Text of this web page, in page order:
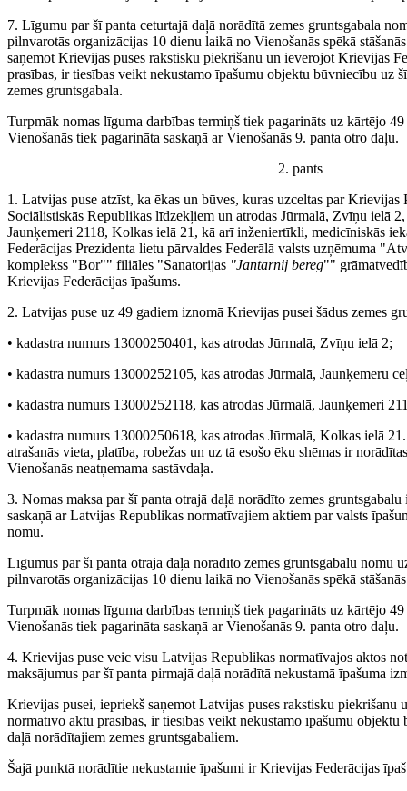
7. Līgumu par šī panta ceturtajā daļā norādītā zemes gruntsgabala
pilnvarotās organizācijas 10 dienu laikā no Vienošanās spēkā
saņemot Krievijas puses rakstisku piekrišanu un ievērojot Krievijas
prasības, ir tiesības veikt nekustamo īpašumu objektu būvniecību uz
zemes gruntsgabala.
Turpmāk nomas līguma darbības termiņš tiek pagarināts uz kārtējo
Vienošanās tiek pagarināta saskaņā ar Vienošanās 9. panta otro daļu.
2. pants
1. Latvijas puse atzīst, ka ēkas un būves, kuras uzceltas par Krievijas
Sociālistiskās Republikas līdzekļiem un atrodas Jūrmalā, Zvīņu ielā
Jaunķemeri 2118, Kolkas ielā 21, kā arī inženiertīkli, medicīniskās
Federācijas Prezidenta lietu pārvaldes Federālā valsts uzņēmuma
komplekss "Bor"" filiāles "Sanatorijas "Jantarnij bereg""
Krievijas Federācijas īpašums.
2. Latvijas puse uz 49 gadiem iznomā Krievijas pusei šādus zemes
• kadastra numurs 13000250401, kas atrodas Jūrmalā, Zvīņu ielā 2;
• kadastra numurs 13000252105, kas atrodas Jūrmalā, Jaunķemeru
• kadastra numurs 13000252118, kas atrodas Jūrmalā, Jaunķemeri
• kadastra numurs 13000250618, kas atrodas Jūrmalā, Kolkas ielā
atrašanās vieta, platība, robežas un uz tā esošo ēku shēmas ir
Vienošanās neatņemama sastāvdaļa.
3. Nomas maksa par šī panta otrajā daļā norādīto zemes
saskaņā ar Latvijas Republikas normatīvajiem aktiem par valsts
nomu.
Līgumus par šī panta otrajā daļā norādīto zemes gruntsgabalu nomu
pilnvarotās organizācijas 10 dienu laikā no Vienošanās spēkā
Turpmāk nomas līguma darbības termiņš tiek pagarināts uz kārtējo
Vienošanās tiek pagarināta saskaņā ar Vienošanās 9. panta otro daļu.
4. Krievijas puse veic visu Latvijas Republikas normatīvajos aktos
maksājumus par šī panta pirmajā daļā norādītā nekustamā īpašuma
Krievijas pusei, iepriekš saņemot Latvijas puses rakstisku piekrišanu
normatīvo aktu prasības, ir tiesības veikt nekustamo īpašumu objektu
daļā norādītajiem zemes gruntsgabaliem.
Šajā punktā norādītie nekustamie īpašumi ir Krievijas Federācijas